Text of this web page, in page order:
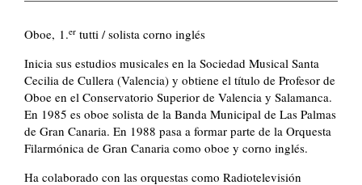
Oboe, 1.er tutti / solista corno inglés
Inicia sus estudios musicales en la Sociedad Musical Santa
Cecilia de Cullera (Valencia) y obtiene el título de Profesor de
Oboe en el Conservatorio Superior de Valencia y Salamanca.
En 1985 es oboe solista de la Banda Municipal de Las Palmas
de Gran Canaria. En 1988 pasa a formar parte de la Orquesta
Filarmónica de Gran Canaria como oboe y corno inglés.
Ha colaborado con las orquestas como Radiotelevisión